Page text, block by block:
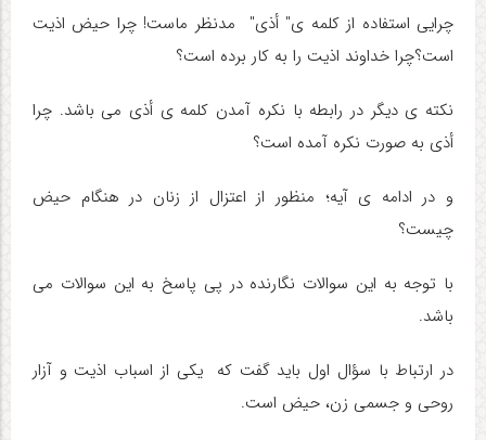
چرایی استفاده از کلمه ی" أذی" مدنظر ماست! چرا حیض اذیت
است؟چرا خداوند اذیت را به کار برده است؟
نکته ی دیگر در رابطه با نکره آمدن کلمه ی أذی می باشد. چرا
أذی به صورت نکره آمده است؟
و در ادامه ی آیه؛ منظور از اعتزال از زنان در هنگام حیض
چیست؟
با توجه به این سوالات نگارنده در پی پاسخ به این سوالات می
باشد.
در ارتباط با سؤال اول باید گفت که یکی از اسباب اذیت و آزار
روحی و جسمی زن، حیض است.